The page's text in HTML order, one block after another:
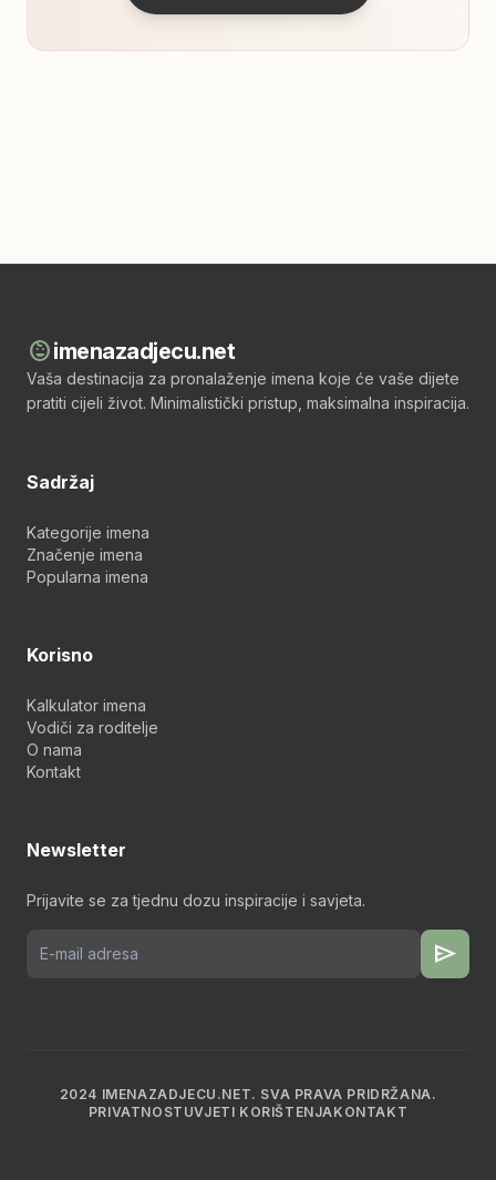
child_careimenazadjecu.net
Vaša destinacija za pronalaženje imena koje će vaše dijete
pratiti cijeli život. Minimalistički pristup, maksimalna inspiracija.
Sadržaj
Kategorije imena
Značenje imena
Popularna imena
Korisno
Kalkulator imena
Vodiči za roditelje
O nama
Kontakt
Newsletter
Prijavite se za tjednu dozu inspiracije i savjeta.
send
2024 IMENAZADJECU.NET. SVA PRAVA PRIDRŽANA.
PRIVATNOST UVJETI KORIŠTENJAKONTAKT